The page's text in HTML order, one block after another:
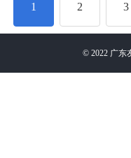
1 2 3
© 2022 广东